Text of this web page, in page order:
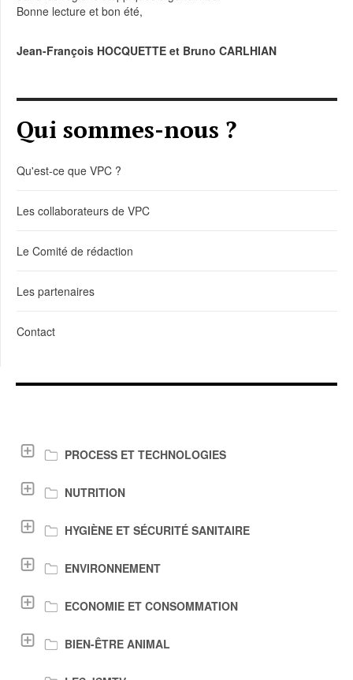
Bonne lecture et bon été,
Jean-François HOCQUETTE et Bruno CARLHIAN
Qui sommes-nous ?
Qu'est-ce que VPC ?
Les collaborateurs de VPC
Le Comité de rédaction
Les partenaires
Contact
PROCESS ET TECHNOLOGIES
NUTRITION
HYGIÈNE ET SÉCURITÉ SANITAIRE
ENVIRONNEMENT
ECONOMIE ET CONSOMMATION
BIEN-ÊTRE ANIMAL